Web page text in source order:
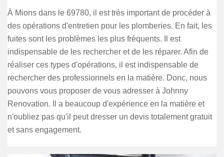
À Mions dans le 69780, il est très important de procéder à
des opérations d'entretien pour les plomberies. En fait, les
fuites sont les problèmes les plus fréquents. Il est
indispensable de les rechercher et de les réparer. Afin de
réaliser ces types d'opérations, il est indispensable de
rechercher des professionnels en la matière. Donc, nous
pouvons vous proposer de vous adresser à Johnny
Renovation. Il a beaucoup d'expérience en la matière et
n'oubliez pas qu'il peut dresser un devis totalement gratuit
et sans engagement.